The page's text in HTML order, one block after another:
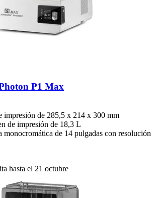
P1 Max
impresión de 285,5 x 214 x 300 mm
de impresión de 18,3 L
monocromática de 14 pulgadas con resolución
hasta el 21 octubre